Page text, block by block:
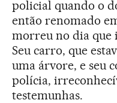
policial quando o
então renomado
morreu no dia
Seu carro, que
uma árvore, e seu
polícia,
testemunhas.